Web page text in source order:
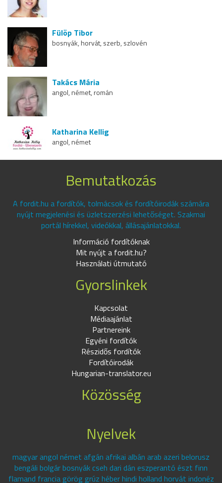
Fülöp Tibor
bosnyák, horvát, szerb, szlovén
Takács Mária
angol, német, román
Katharina Kellig
angol, német
Bemutatkozás
A fordit.hu a fordítók, tolmácsok és fordítóirodák számára
nyújt megjelenési és üzletszerzési lehetőséget. Szakmai
portál hírekkel, videókkal, állásajánlatokkal.
Információ fordítóknak
Mit nyújt a fordit.hu?
Használati útmutató
Gyorslinkek
Kapcsolat
Médiaajánlat
Partnereink
Egyéni fordítók
Részidős fordítók
Fordítóirodák
Hungarian-translator.eu
Közösség
Nyelvek
magyar angol német afgán afrikai albán arab azeri belorusz
bengáli bolgár bosnyák cseh dari dán eszperantó észt finn
flamand francia görög grúz héber hindi holland horvát indonéz